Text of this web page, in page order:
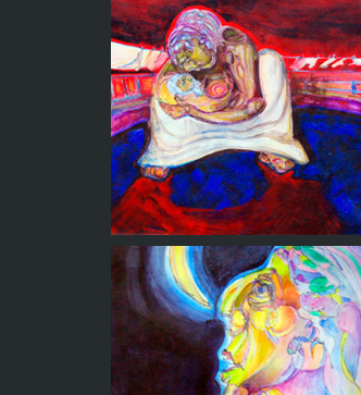
Ruego